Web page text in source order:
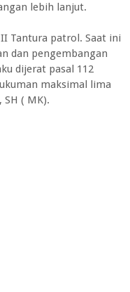
lebih lanjut.
Tantura patrol. Saat ini
dan pengembangan
dijerat pasal 112
maksimal lima
( MK).